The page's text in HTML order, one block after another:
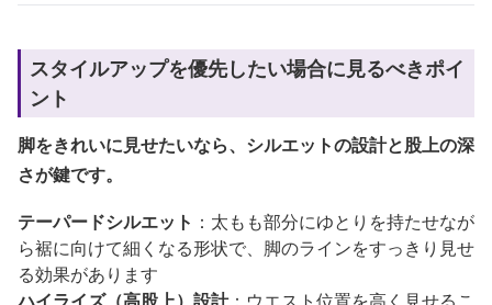
スタイルアップを優先したい場合に見るべきポイ
ント
脚をきれいに見せたいなら、シルエットの設計と股上の深
さが鍵です。
テーパードシルエット ：太もも部分にゆとりを持たせなが
ら裾に向けて細くなる形状で、脚のラインをすっきり見せ
る効果があります